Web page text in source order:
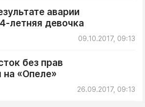
аварии
летняя девочка
09.10.2017, 09:13
без прав
на «Опеле»
26.09.2017, 09:13